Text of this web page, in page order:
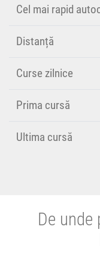
Cel mai rapid
Distanță
Curse zilnice
Prima cursă
Ultima cursă
De unde